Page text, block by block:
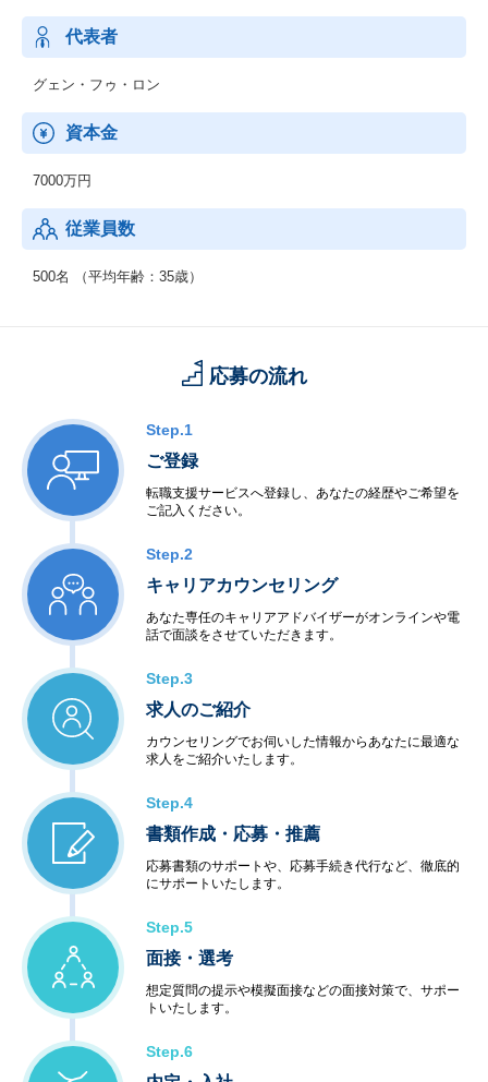
・DX
・Salesforce
・LCP(ローコードプログラム)
・BPO
・BPG(ビジネスプロデューサー)
・MS(マネージドサービス)
代表者
グェン・フゥ・ロン
資本金
7000万円
従業員数
500名 （平均年齢：35歳）
応募の流れ
Step.1
ご登録
転職支援サービスへ登録し、あなたの経歴やご希望を
ご記入ください。
Step.2
キャリアカウンセリング
あなた専任のキャリアアドバイザーがオンラインや電
話で面談をさせていただきます。
Step.3
求人のご紹介
カウンセリングでお伺いした情報からあなたに最適な
求人をご紹介いたします。
Step.4
書類作成・応募・推薦
応募書類のサポートや、応募手続き代行など、徹底的
にサポートいたします。
Step.5
面接・選考
想定質問の提示や模擬面接などの面接対策で、サポー
トいたします。
Step.6